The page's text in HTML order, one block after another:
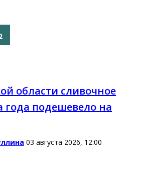
области сливочное
года подешевело на
03 августа 2026, 12:00